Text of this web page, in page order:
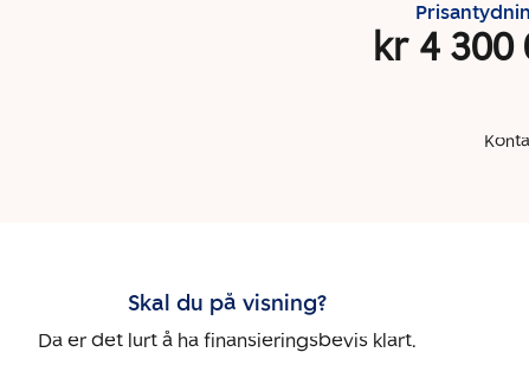
kr 4 300
Skal du på visning?
Da er det lurt å ha finansieringsbevis klart.